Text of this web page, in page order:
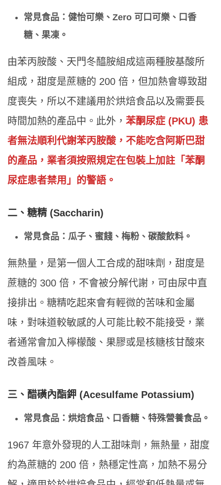
常見食品：健怡可樂、Zero 可口可樂、口香
糖、果凍。
由苯丙胺酸、天門冬醯胺組成這兩種胺基酸所
組成，甜度是蔗糖的 200 倍，但加熱會導致甜
度喪失，所以不建議用於烘焙食品以及需要長
時間加熱的產品中。此外， 苯酮尿症 (PKU) 患
者無法順利代謝苯丙胺酸，不能吃含阿斯巴甜
的產品，業者須按照規定在包裝上加註「苯酮
尿症患者禁用」的警語。
二、 糖精 (Saccharin)
常見食品：瓜子、蜜餞、梅粉、碳酸飲料。
無熱量，是第一個人工合成的甜味劑，甜度是
蔗糖的 300 倍，不會被分解代謝，可由尿中直
接排出。糖精吃起來會有輕微的苦味和金屬
味，對味道較敏感的人可能比較不能接受，業
者通常會加入檸檬酸、果膠或是核糖核甘酸來
改善風味。
三、醋磺內酯鉀 (Acesulfame Potassium)
常見食品：烘焙食品、口香糖、特殊營養食品。
1967 年意外發現的人工甜味劑，無熱量，甜度
約為蔗糖的 200 倍，熱穩定性高，加熱不易分